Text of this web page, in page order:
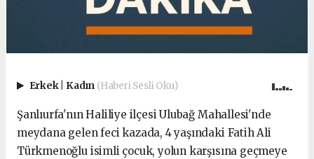
Erkek Kadın (Haberi Sesli Oku)
Şanlıurfa'nın Haliliye ilçesi Ulubağ Mahallesi'nde
meydana gelen feci kazada, 4 yaşındaki Fatih Ali
Türkmenoğlu isimli çocuk, yolun karşısına geçmeye